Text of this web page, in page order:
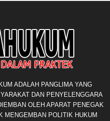
ADALAH PANGLIMA YANG
DAN PENYELENGGARA
OLEH APARAT PENEGAK
MENGEMBAN POLITIK HUKUM